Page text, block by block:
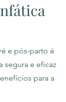
e pós-parto é
segura e eficaz
para a